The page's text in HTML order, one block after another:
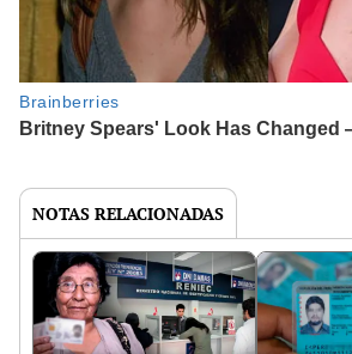
NOTAS RELACIONADAS